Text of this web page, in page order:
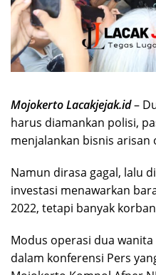
Mojokerto Lacakjejak.id–
harus diamankan polisi,
menjalankan bisnis arisan
Namun dirasa gagal, lalu
investasi menawarkan
2022, tetapi banyak
Modus operasi dua
dalam konferensi Pers